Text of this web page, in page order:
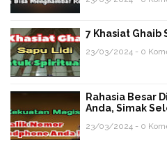
7 Khasiat Ghaib
23/03/2024 - 0
Rahasia Besar
Anda, Simak
23/03/2024 - 0